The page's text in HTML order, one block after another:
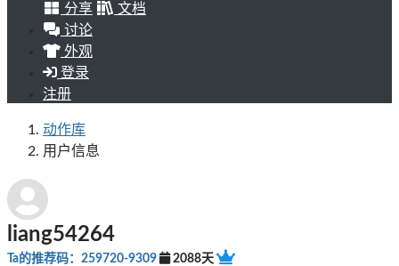
分享
文档
讨论
外观
登录
注册
动作库
用户信息
liang54264
Ta的推荐码：259720-9309 2088天